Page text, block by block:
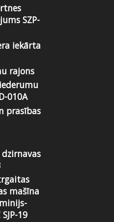
SZP-
iekārta
rajons
010A
prasības
mašīna
19